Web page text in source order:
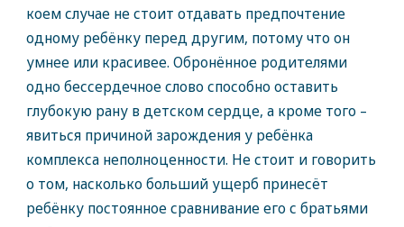
коем случае не стоит отдавать предпочтение
одному ребёнку перед другим, потому что он
умнее или красивее. Обронённое родителями
одно бессердечное слово способно оставить
глубокую рану в детском сердце, а кроме того –
явиться причиной зарождения у ребёнка
комплекса неполноценности. Не стоит и говорить
о том, насколько больший ущерб принесёт
ребёнку постоянное сравнивание его с братьями